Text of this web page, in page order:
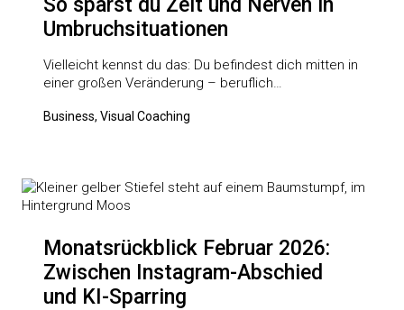
So sparst du Zeit und Nerven in
Umbruchsituationen
Vielleicht kennst du das: Du befindest dich mitten in
einer großen Veränderung – beruflich…
Business, Visual Coaching
Monatsrückblick Februar 2026:
Zwischen Instagram-Abschied
und KI-Sparring